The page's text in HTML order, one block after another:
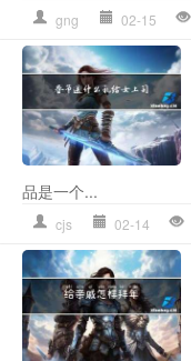
gng 02-15
品是一个...
cjs 02-14